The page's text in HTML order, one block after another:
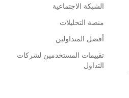
الشبكة الاجتماعية
منصة التحليلات
أفضل المتداولين
تقييمات المستخدمين لشركات
التداول